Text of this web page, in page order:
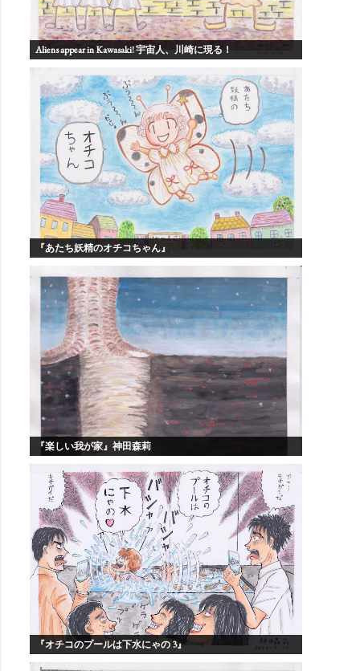
Aliens appear in Kawasaki! 宇宙人、川崎に現る！
『あたち妖精のオチコちゃん』
『楽しい我が家』神田森莉
『オチコのプールは下水にゃの 3』